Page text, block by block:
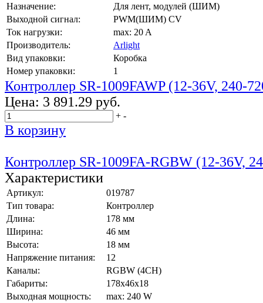
Назначение:
Для лент, модулей (ШИМ)
Выходной сигнал:
PWM(ШИМ) CV
Ток нагрузки:
max: 20 A
Производитель:
Arlight
Вид упаковки:
Коробка
Номер упаковки:
1
Контроллер SR-1009FAWP (12-36V, 240-
Цена: 3 891.29 руб.
+ -
В корзину
Контроллер SR-1009FA-RGBW (12-36V,
Характеристики
Артикул:
019787
Тип товара:
Контроллер
Длина:
178 мм
Ширина:
46 мм
Высота:
18 мм
Напряжение питания:
12
Каналы:
RGBW (4CH)
Габариты:
178x46x18
Выходная мощность:
max: 240 W